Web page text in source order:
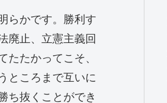
らかです。勝利す
廃止、立憲主義回
たかってこそ、
ところまで互いに
ち抜くことができ